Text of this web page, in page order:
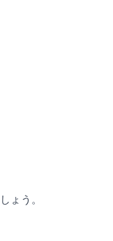
ょう。